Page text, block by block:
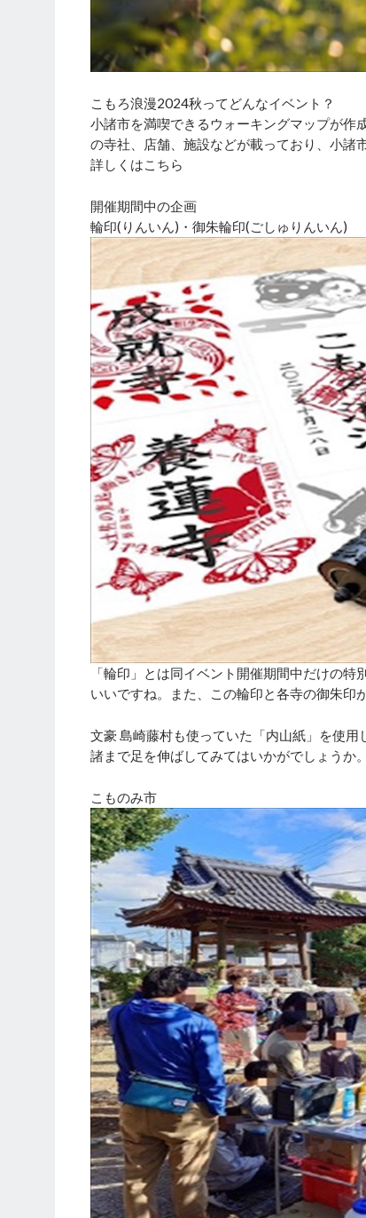
こもろ浪漫2024秋ってどんなイベント？
小諸市を満喫できるウォーキングマップが作
の寺社、店舗、施設などが載っており、小諸
詳しくはこちら
開催期間中の企画
輪印(りんいん)・御朱輪印(ごしゅりんいん)
「輪印」とは同イベント開催期間中だけの
いいですね。また、この輪印と各寺の御朱印
文豪 島崎藤村も使っていた「内山紙」を使
諸まで足を伸ばしてみてはいかがでしょうか。
こものみ市